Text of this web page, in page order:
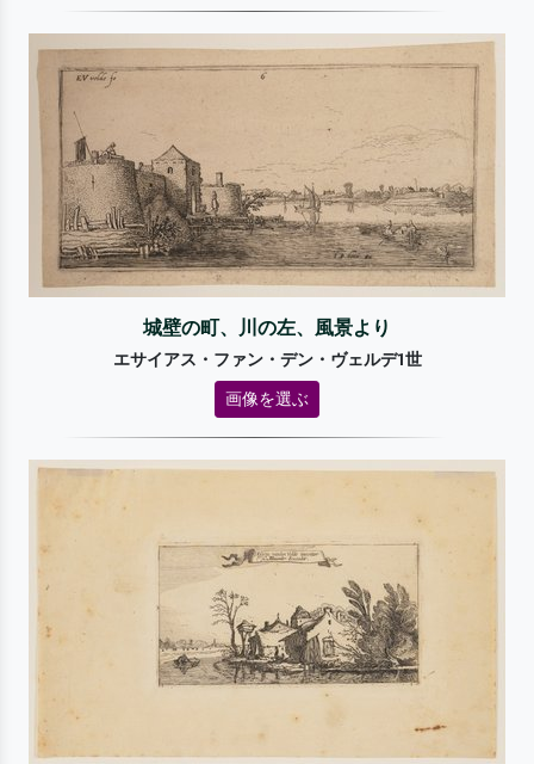
城壁の町、川の左、風景より
エサイアス・ファン・デン・ヴェルデ1世
画像を選ぶ